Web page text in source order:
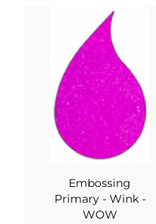
Embossing
Primary - Wink -
WOW